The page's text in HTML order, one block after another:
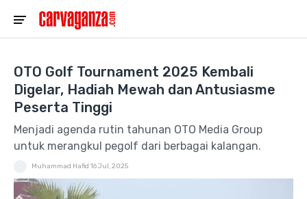
OTO Golf Tournament 2025 Kembali
Digelar, Hadiah Mewah dan Antusiasme
Peserta Tinggi
Menjadi agenda rutin tahunan OTO Media Group
untuk merangkul pegolf dari berbagai kalangan.
Muhammad Hafid 16 Jul, 2025